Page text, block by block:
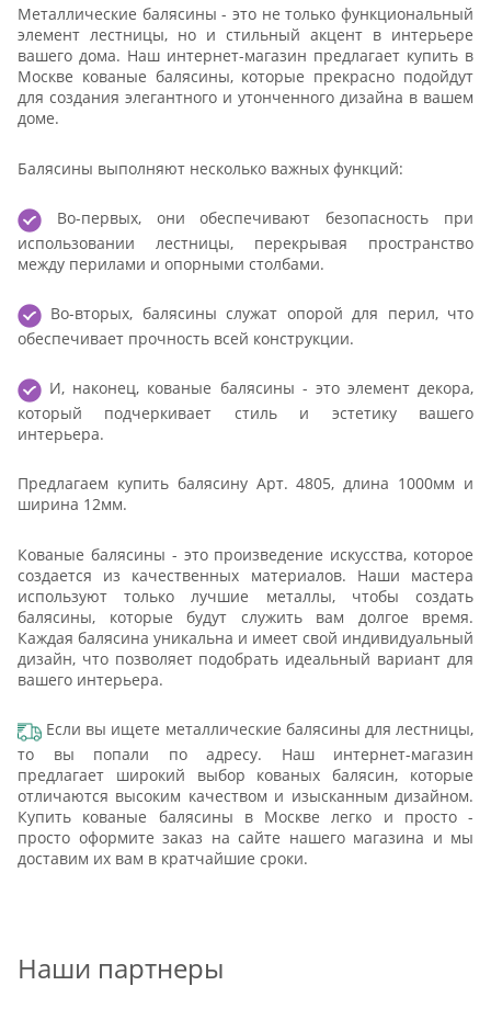
Металлические балясины - это не только функциональный
элемент лестницы, но и стильный акцент в интерьере
вашего дома. Наш интернет-магазин предлагает купить в
Москве кованые балясины, которые прекрасно подойдут
для создания элегантного и утонченного дизайна в вашем
доме.
Балясины выполняют несколько важных функций:
Во-первых, они обеспечивают безопасность при
использовании лестницы, перекрывая пространство
между перилами и опорными столбами.
Во-вторых, балясины служат опорой для перил, что
обеспечивает прочность всей конструкции.
И, наконец, кованые балясины - это элемент декора,
который подчеркивает стиль и эстетику вашего
интерьера.
Предлагаем купить балясину Арт. 4805, длина 1000мм и
ширина 12мм.
Кованые балясины - это произведение искусства, которое
создается из качественных материалов. Наши мастера
используют только лучшие металлы, чтобы создать
балясины, которые будут служить вам долгое время.
Каждая балясина уникальна и имеет свой индивидуальный
дизайн, что позволяет подобрать идеальный вариант для
вашего интерьера.
Если вы ищете металлические балясины для лестницы,
то вы попали по адресу. Наш интернет-магазин
предлагает широкий выбор кованых балясин, которые
отличаются высоким качеством и изысканным дизайном.
Купить кованые балясины в Москве легко и просто -
просто оформите заказ на сайте нашего магазина и мы
доставим их вам в кратчайшие сроки.
Наши партнеры